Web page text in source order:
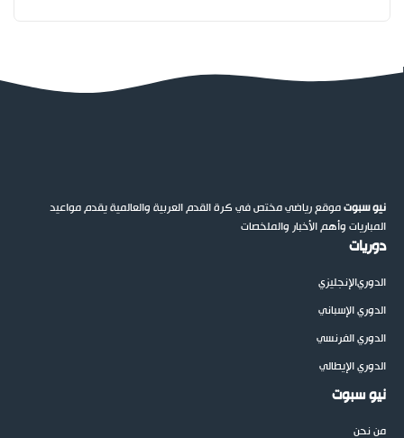
نيو سبوتموقع رياضي مختص في كرة القدم العربية والعالمية يقدم مواعيد
المباريات وأهم الأخبار والملخصات
دوريات
الدوريالإنجليزي
الدوري الإسباني
الدوري الفرنسي
الدوري الإيطالي
نيو سبوت
من نحن